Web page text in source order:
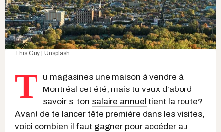
This Guy | Unsplash
T u magasines une maison à vendre à
Montréal cet été, mais tu veux d'abord
savoir si ton salaire annuel tient la route?
Avant de te lancer tête première dans les visites,
voici combien il faut gagner pour accéder au